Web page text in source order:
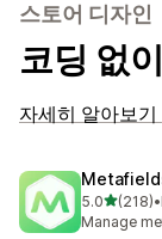
스토어 디자인
코딩 없
자세히 알아보기
5.0별 5개 중
(218)
총 리뷰 218•
Manage